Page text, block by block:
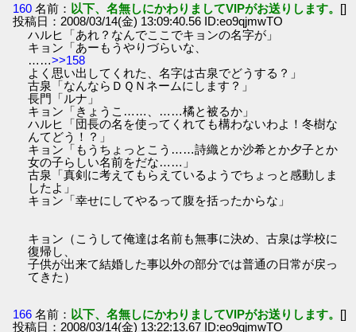
160 名前： 以下、名無しにかわりましてVIPがお送りします。 []
投稿日：2008/03/14(金) 13:09:40.56 ID:eo9qjmwTO
ハルヒ「あれ？なんでここでキョンの名字が」
キョン「あーもうやりづらいな、
……>>158
よく思い出してくれた、名字は古泉でどうする？」
古泉「なんならＤＱＮネームにします？」
長門「ルナ」
キョン「きょうこ……、……橘と被るか」
ハルヒ「団長の名を使ってくれても構わないわよ！冬樹な
んてどう！？」
キョン「もうちょっとこう……詩織とか沙希とか夕子とか
女の子らしい名前をだな……」
古泉「真剣に考えてもらえているようでちょっと感動しま
したよ」
キョン「幸せにしてやるって腹を括ったからな」
キョン（こうして俺達は名前も無事に決め、古泉は学校に
復帰し、
子供が出来て結婚した事以外の部分では普通の日常が戻っ
てきた）
166 名前： 以下、名無しにかわりましてVIPがお送りします。 []
投稿日：2008/03/14(金) 13:22:13.67 ID:eo9qjmwTO